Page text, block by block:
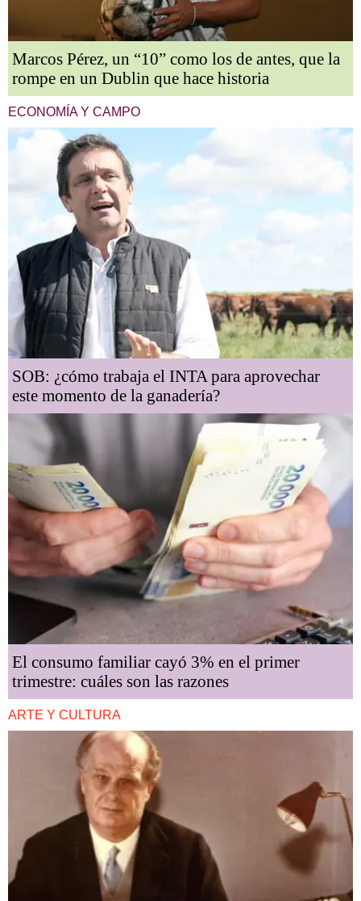
Marcos Pérez, un “10” como los de antes, que la
rompe en un Dublin que hace historia
ECONOMÍA Y CAMPO
SOB: ¿cómo trabaja el INTA para aprovechar
este momento de la ganadería?
El consumo familiar cayó 3% en el primer
trimestre: cuáles son las razones
ARTE Y CULTURA